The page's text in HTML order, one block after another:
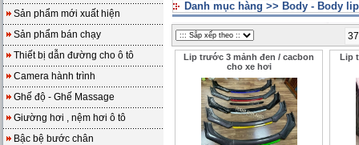
Sản phẩm mới xuất hiện
Sản phẩm bán chạy
Thiết bị dẫn đường cho ô tô
Camera hành trình
Ghế độ - Ghế Massage
Giường hơi , nệm hơi ô tô
Bậc bệ bước chân
Danh mục hàng >> Body - Body
Lip trước 3 mảnh đen / cacbon
cho xe hơi
Lip